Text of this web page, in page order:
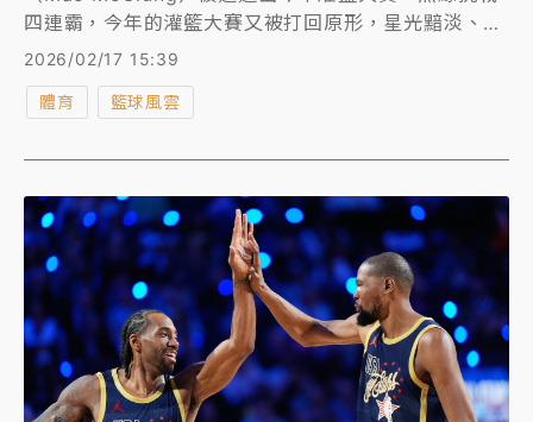
四連霸，今年的灌籃大賽又被打回原形，星光黯淡、了
無新意，再度負評如潮，美媒《Clutch Points》更是
籃大賽，改推出1對1單挑賽。
2026/02/17 15:39
體育 籃球風雲